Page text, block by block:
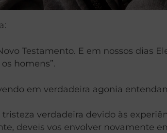
Testamento. E em nossos dias
homens”.
em verdadeira agonia
verdadeira devido às
deveis vos envolver novamente